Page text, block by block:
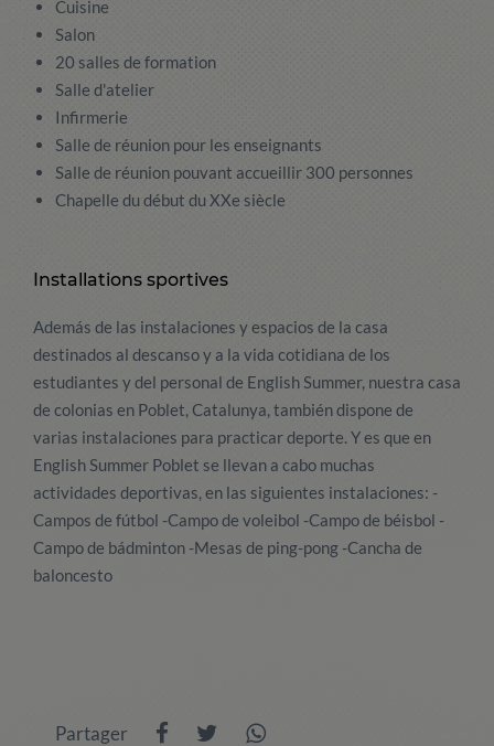
Cuisine
Salon
20 salles de formation
Salle d'atelier
Infirmerie
Salle de réunion pour les enseignants
Salle de réunion pouvant accueillir 300 personnes
Chapelle du début du XXe siècle
Installations sportives
Además de las instalaciones y espacios de la casa
destinados al descanso y a la vida cotidiana de los
estudiantes y del personal de English Summer, nuestra casa
de colonias en Poblet, Catalunya, también dispone de
varias instalaciones para practicar deporte. Y es que en
English Summer Poblet se llevan a cabo muchas
actividades deportivas, en las siguientes instalaciones: -
Campos de fútbol -Campo de voleibol -Campo de béisbol -
Campo de bádminton -Mesas de ping-pong -Cancha de
baloncesto
Partager